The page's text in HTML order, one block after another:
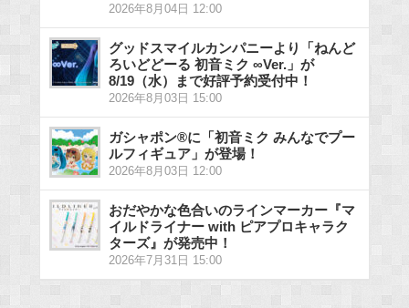
2026年8月04日 12:00
グッドスマイルカンパニーより「ねんど
ろいどどーる 初音ミク ∞Ver.」が
8/19（水）まで好評予約受付中！
2026年8月03日 15:00
ガシャポン®に「初音ミク みんなでプー
ルフィギュア」が登場！
2026年8月03日 12:00
おだやかな色合いのラインマーカー『マ
イルドライナー with ピアプロキャラク
ターズ』が発売中！
2026年7月31日 15:00